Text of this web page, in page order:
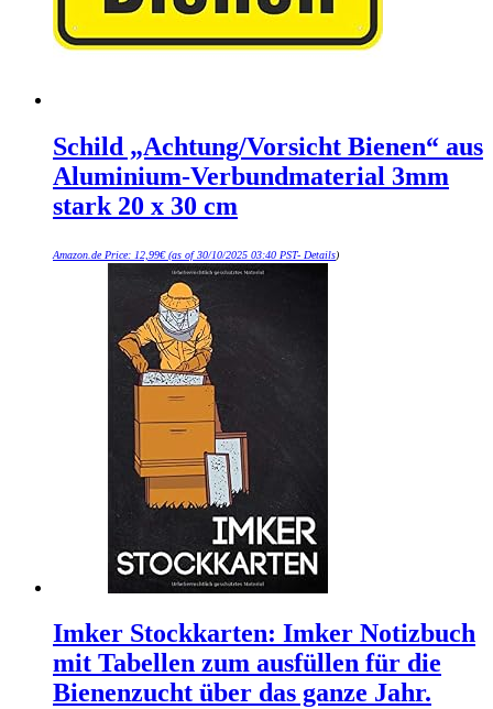
Schild „Achtung/Vorsicht Bienen“ aus
Aluminium-Verbundmaterial 3mm
stark 20 x 30 cm
Amazon.de Price: 12,99€(as of 30/10/2025 03:40 PST- Details)
Imker Stockkarten: Imker Notizbuch
mit Tabellen zum ausfüllen für die
Bienenzucht über das ganze Jahr.